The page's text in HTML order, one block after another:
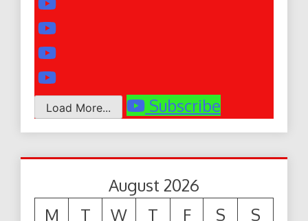
Load More... Subscribe
August 2026
M
T W T F S
S